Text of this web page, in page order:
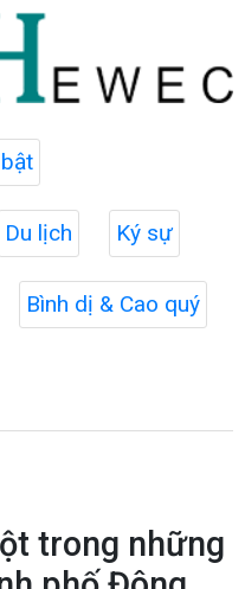
Du lịch Ký sự
Bình dị & Cao quý
trong những